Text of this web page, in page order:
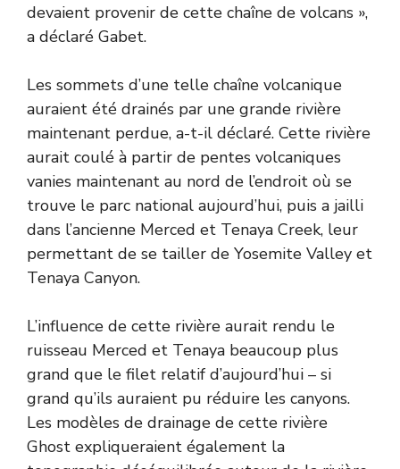
devaient provenir de cette chaîne de volcans »,
a déclaré Gabet.
Les sommets d’une telle chaîne volcanique
auraient été drainés par une grande rivière
maintenant perdue, a-t-il déclaré. Cette rivière
aurait coulé à partir de pentes volcaniques
vanies maintenant au nord de l’endroit où se
trouve le parc national aujourd’hui, puis a jailli
dans l’ancienne Merced et Tenaya Creek, leur
permettant de se tailler de Yosemite Valley et
Tenaya Canyon.
L’influence de cette rivière aurait rendu le
ruisseau Merced et Tenaya beaucoup plus
grand que le filet relatif d’aujourd’hui – si
grand qu’ils auraient pu réduire les canyons.
Les modèles de drainage de cette rivière
Ghost expliqueraient également la